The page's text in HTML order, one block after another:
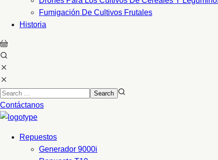
Fumigación De Cultivos Frutales
Historia
Contáctanos
Repuestos
Generador 9000i